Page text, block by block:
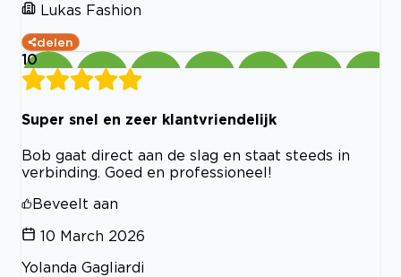
Lukas Fashion
delen
10
Super snel en zeer klantvriendelijk
Bob gaat direct aan de slag en staat steeds in
verbinding. Goed en professioneel!
Beveelt aan
10 March 2026
Yolanda Gagliardi